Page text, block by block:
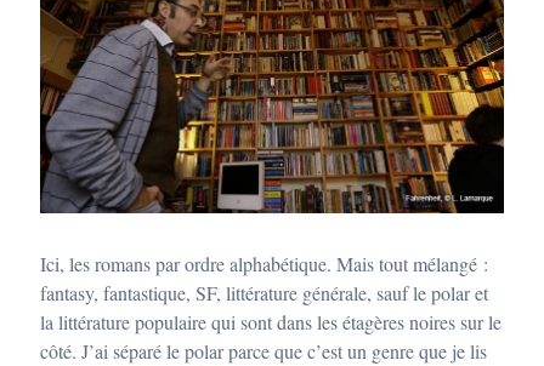
Ici, les romans par ordre alphabétique. Mais tout mélangé :
fantasy, fantastique, SF, littérature générale, sauf le polar et
la littérature populaire qui sont dans les étagères noires sur le
côté. J’ai séparé le polar parce que c’est un genre que je lis